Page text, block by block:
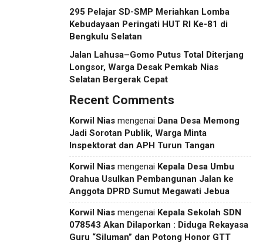
295 Pelajar SD-SMP Meriahkan Lomba
Kebudayaan Peringati HUT RI Ke-81 di
Bengkulu Selatan
Jalan Lahusa–Gomo Putus Total Diterjang
Longsor, Warga Desak Pemkab Nias
Selatan Bergerak Cepat
Recent Comments
Korwil Nias mengenai Dana Desa Memong
Jadi Sorotan Publik, Warga Minta
Inspektorat dan APH Turun Tangan
Korwil Nias mengenai Kepala Desa Umbu
Orahua Usulkan Pembangunan Jalan ke
Anggota DPRD Sumut Megawati Jebua
Korwil Nias mengenai Kepala Sekolah SDN
078543 Akan Dilaporkan : Diduga Rekayasa
Guru “Siluman” dan Potong Honor GTT